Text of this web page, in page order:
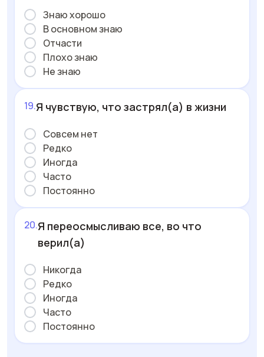
Знаю хорошо
В основном знаю
Отчасти
Плохо знаю
Не знаю
Я чувствую, что застрял(а) в жизни
Совсем нет
Редко
Иногда
Часто
Постоянно
Я переосмысливаю все, во что
верил(а)
Никогда
Редко
Иногда
Часто
Постоянно